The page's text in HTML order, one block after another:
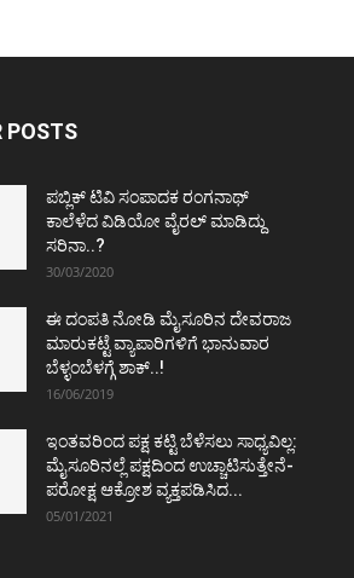
POSTS
ಪಬ್ಲಿಕ್ ಟಿವಿ ಸಂಪಾದಕ ರಂಗನಾಥ್
ಕಾಲೆಳೆದ ವಿಡಿಯೋ ವೈರಲ್ ಮಾಡಿದ್ದು
ಸರಿನಾ..?
30/03/2020
ಈ ದಂಪತಿ ನೋಡಿ ಮೈಸೂರಿನ ದೇವರಾಜ
ಮಾರುಕಟ್ಟೆ ವ್ಯಾಪಾರಿಗಳಿಗೆ ಭಾನುವಾರ
ಬೆಳ್ಳಂಬೆಳಗ್ಗೆ ಶಾಕ್..!
16/06/2019
ಇಂತವರಿಂದ ಪಕ್ಷ ಕಟ್ಟಿ ಬೆಳೆಸಲು ಸಾಧ್ಯವಿಲ್ಲ:
ಮೈಸೂರಿನಲ್ಲೆ ಪಕ್ಷದಿಂದ ಉಚ್ಚಾಟಿಸುತ್ತೇನೆ-
ಪರೋಕ್ಷ ಆಕ್ರೋಶ ವ್ಯಕ್ತಪಡಿಸಿದ...
05/01/2021